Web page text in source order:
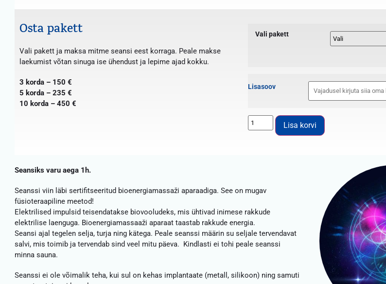
Osta pakett
Vali pakett ja maksa mitme seansi eest korraga. Peale makse
laekumist võtan sinuga ise ühendust ja lepime ajad kokku.
3 korda – 150 €
5 korda – 235 €
10 korda – 450 €
Vali pakett
Lisasoov
Lisa korvi
Seansiks varu aega 1h.
Seanssi viin läbi sertifitseeritud bioenergiamassaži aparaadiga. See on mugav
füsioteraapiline meetod!
Elektrilised impulsid teisendatakse biovooludeks, mis ühtivad inimese rakkude
elektrilise laenguga. Bioenergiamassaaži aparaat taastab rakkude energia.
Seansi ajal tegelen selja, turja ning kätega. Peale seanssi määrin su seljale tervendavat
salvi, mis toimib ja tervendab sind veel mitu päeva. Kindlasti ei tohi peale seanssi
minna sauna.
Seanssi ei ole võimalik teha, kui sul on kehas implantaate (metall, silikoon) ning samuti